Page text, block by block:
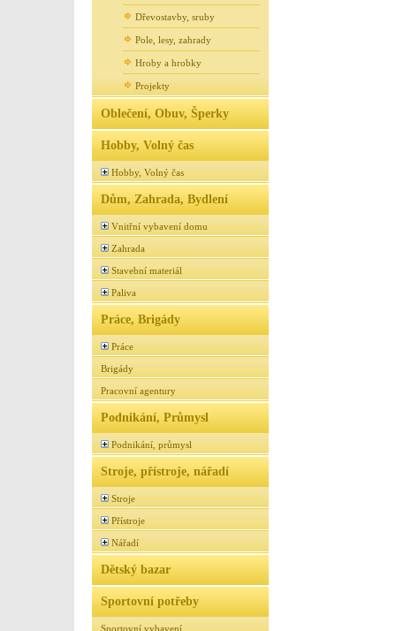
Dřevostavby, sruby
Pole, lesy, zahrady
Hroby a hrobky
Projekty
Oblečení, Obuv, Šperky
Hobby, Volný čas
Hobby, Volný čas
Dům, Zahrada, Bydlení
Vnitřní vybavení domu
Zahrada
Stavební materiál
Paliva
Práce, Brigády
Práce
Brigády
Pracovní agentury
Podnikání, Průmysl
Podnikání, průmysl
Stroje, přístroje, nářadí
Stroje
Přístroje
Nářadí
Dětský bazar
Sportovní potřeby
Sportovní vybavení